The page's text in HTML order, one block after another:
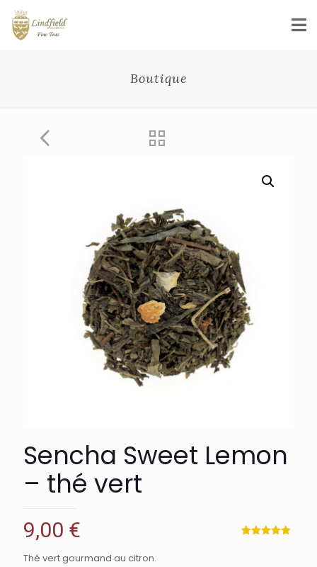
Boutique
Sencha Sweet Lemon
– thé vert
9,00 €
Thé vert gourmand au citron.